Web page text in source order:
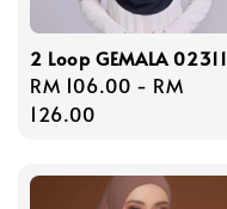
2 Loop GEMALA 02311
Regular
price
RM 106.00 - RM
126.00